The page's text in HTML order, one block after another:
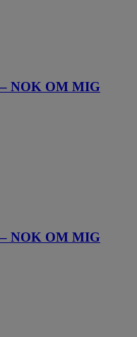
NOK OM MIG
NOK OM MIG